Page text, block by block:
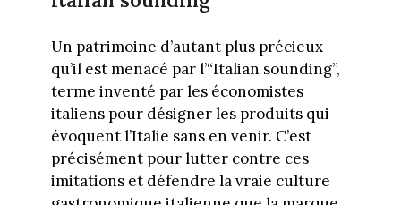
Un patrimoine d’autant plus précieux
qu’il est menacé par l’“Italian sounding”,
terme inventé par les économistes
italiens pour désigner les produits qui
évoquent l’Italie sans en venir. C’est
précisément pour lutter contre ces
imitations et défendre la vraie culture